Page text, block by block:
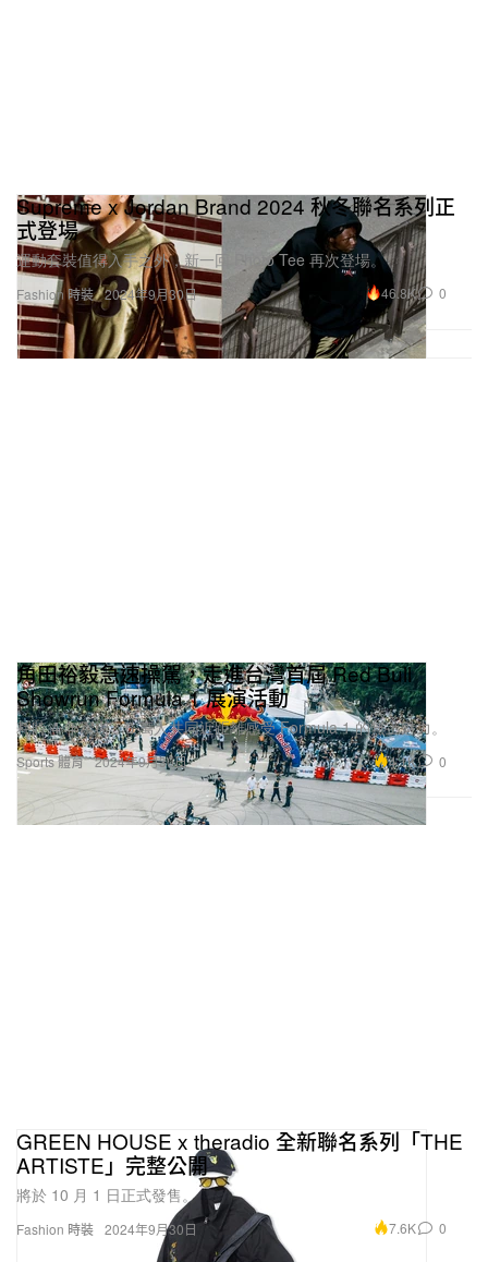
Fashion 時裝
Supreme x Jordan Brand 2024 秋冬聯名系列正
式登場
運動套裝值得入手之外，新一回 Photo Tee 再次登場。
2024年9月30日 46.8K 0
Sports 體育
角田裕毅急速操駕，走進台灣首屆 Red Bull
Showrun Formula 1 展演活動
耗時 4 年籌辦，6 萬人共同近距離感受 Formula 1 的無上魅力。
2024年9月30日 4.1K 0
Fashion 時裝
GREEN HOUSE x theradio 全新聯名系列「THE
ARTISTE」完整公開
將於 10 月 1 日正式發售。
2024年9月30日 7.6K 0